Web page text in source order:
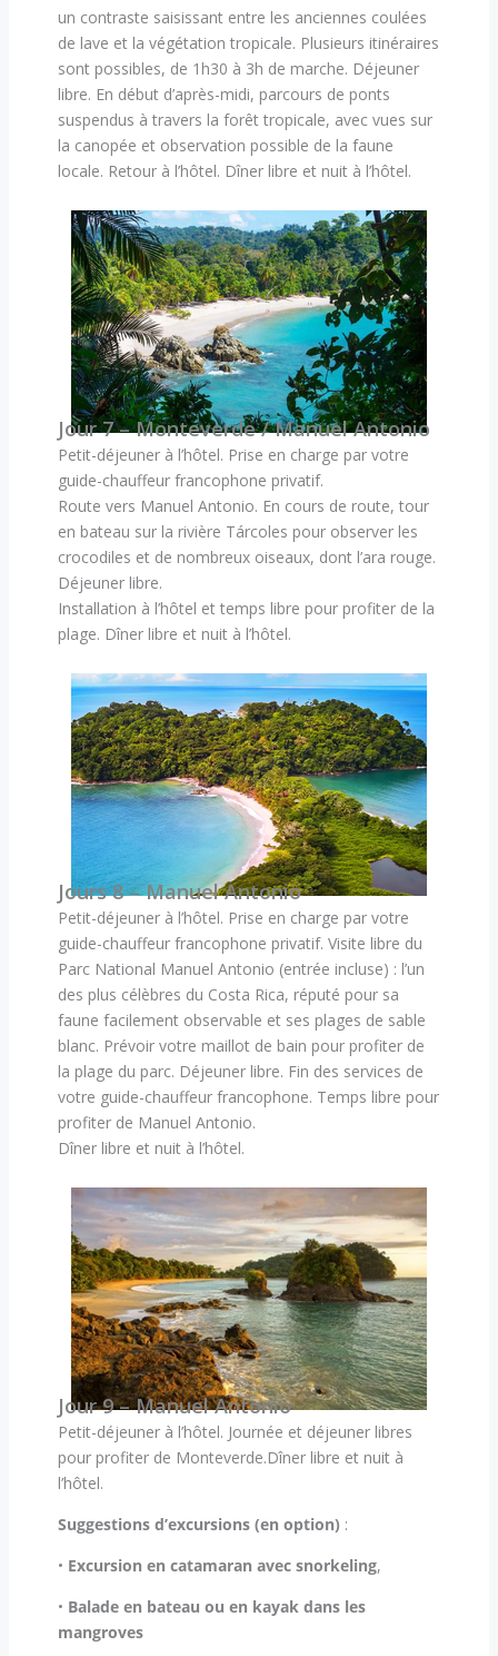
un contraste saisissant entre les anciennes coulées
de lave et la végétation tropicale. Plusieurs itinéraires
sont possibles, de 1h30 à 3h de marche. Déjeuner
libre. En début d’après-midi, parcours de ponts
suspendus à travers la forêt tropicale, avec vues sur
la canopée et observation possible de la faune
locale. Retour à l’hôtel. Dîner libre et nuit à l’hôtel.
Jour 7 – Monteverde / Manuel Antonio
Petit-déjeuner à l’hôtel. Prise en charge par votre
guide-chauffeur francophone privatif.
Route vers Manuel Antonio. En cours de route, tour
en bateau sur la rivière Tárcoles pour observer les
crocodiles et de nombreux oiseaux, dont l’ara rouge.
Déjeuner libre.
Installation à l’hôtel et temps libre pour profiter de la
plage. Dîner libre et nuit à l’hôtel.
Jours 8 – Manuel Antonio
Petit-déjeuner à l’hôtel. Prise en charge par votre
guide-chauffeur francophone privatif. Visite libre du
Parc National Manuel Antonio (entrée incluse) : l’un
des plus célèbres du Costa Rica, réputé pour sa
faune facilement observable et ses plages de sable
blanc. Prévoir votre maillot de bain pour profiter de
la plage du parc. Déjeuner libre. Fin des services de
votre guide-chauffeur francophone. Temps libre pour
profiter de Manuel Antonio.
Dîner libre et nuit à l’hôtel.
Jour 9 – Manuel Antonio
Petit-déjeuner à l’hôtel. Journée et déjeuner libres
pour profiter de Monteverde.Dîner libre et nuit à
l’hôtel.
Suggestions d’excursions (en option) :
• Excursion en catamaran avec snorkeling,
• Balade en bateau ou en kayak dans les
mangroves